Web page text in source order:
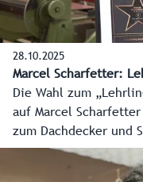
28.10.2025
Marcel Scharfetter:
Die Wahl zum
auf Marcel
zum Dachdecker und
in Altenmarkt im